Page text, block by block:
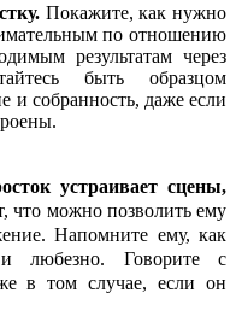
Покажите, как нужно
по отношению
результатам через
быть образцом
и собранность, даже если
устраивает сцены,
что можно позволить ему
Напомните ему, как
любезно. Говорите с
в том случае, если он